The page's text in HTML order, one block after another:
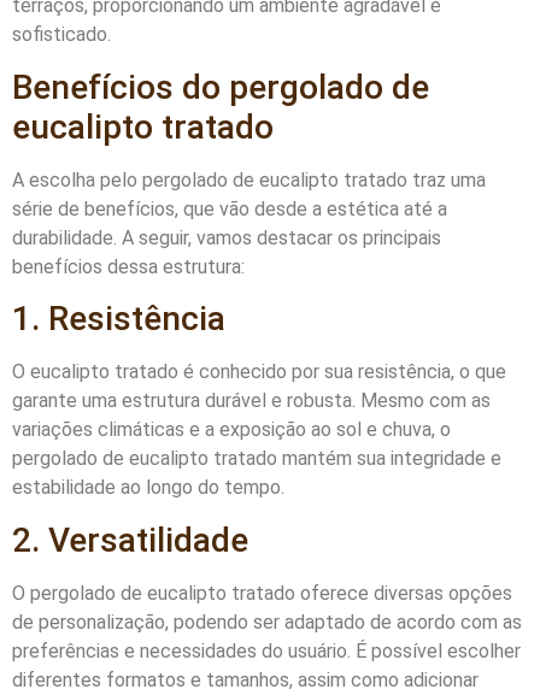
terraços, proporcionando um ambiente agradável e
sofisticado.
Benefícios do pergolado de
eucalipto tratado
A escolha pelo pergolado de eucalipto tratado traz uma
série de benefícios, que vão desde a estética até a
durabilidade. A seguir, vamos destacar os principais
benefícios dessa estrutura:
1. Resistência
O eucalipto tratado é conhecido por sua resistência, o que
garante uma estrutura durável e robusta. Mesmo com as
variações climáticas e a exposição ao sol e chuva, o
pergolado de eucalipto tratado mantém sua integridade e
estabilidade ao longo do tempo.
2. Versatilidade
O pergolado de eucalipto tratado oferece diversas opções
de personalização, podendo ser adaptado de acordo com as
preferências e necessidades do usuário. É possível escolher
diferentes formatos e tamanhos, assim como adicionar